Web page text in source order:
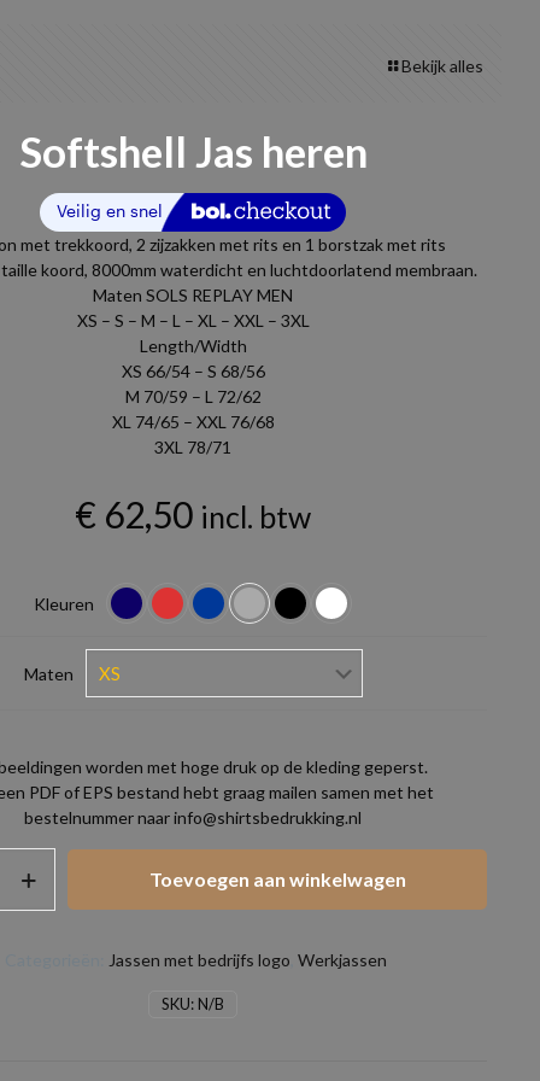
Bekijk alles
Softshell Jas heren
met trekkoord, 2 zijzakken met rits en 1 borstzak met rits
koord, 8000mm waterdicht en luchtdoorlatend membraan.
Maten SOLS REPLAY MEN
XS – S – M – L – XL – XXL – 3XL
Length/Width
XS 66/54 – S 68/56
M 70/59 – L 72/62
XL 74/65 – XXL 76/68
3XL 78/71
€ 62,50 incl. btw
Kleuren
Maten
worden met hoge druk op de kleding geperst.
PDF of EPS bestand hebt graag mailen samen met het
bestelnummer naar info@shirtsbedrukking.nl
Toevoegen aan winkelwagen
SKU:N/B
Jassen met bedrijfs logo Werkjassen